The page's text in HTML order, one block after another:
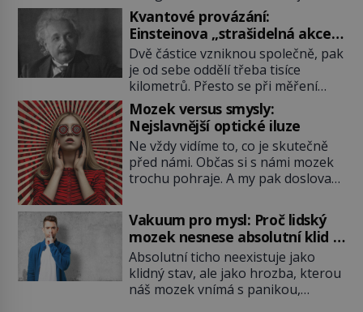
pochutnají na mrkvi! Proč jsou
podobné představy o potravě
zvířat často spíš mýty? Pokud máte
doma králíka, mrkev mu dát
můžete. A nejspíš mu i bude
chutnat, ovšem měl by ji mít jen
jako občasný pamlsek. […]
Kvantové provázání:
Einsteinova „strašidelná akce
na dálku“ dál mate i fascinuje
vědce
Dvě částice vzniknou společně, pak
je od sebe oddělí třeba tisíce
kilometrů. Přesto se při měření
chovají, jako by mezi nimi
existovalo neviditelné pouto. Albert
Einstein tomu s jistou dávkou
ironie říká „strašidelná akce na
dálku“ a dlouhá desetiletí věří, že
musí existovat jednodušší
však ukazují, že kvantový svět
funguje jinak, než […]
Mozek versus smysly:
Nejslavnější optické iluze
Ne vždy vidíme to, co je skutečně
před námi. Občas si s námi mozek
trochu pohraje. A my pak doslova
vznikají ty nejpodivnější optické
iluze? Soustřeď se na to hlavní!
TROXLERŮV EFEKT Náš mozek
zvládne zpracovat hodně informací.
Všechny na světě ale nikoliv, musí
si vybírat! Jak to dělá? Když se […]
Vakuum pro mysl: Proč lidský
mozek nesnese absolutní klid a
začne si vymýšlet horory
Absolutní ticho neexistuje jako
klidný stav, ale jako hrozba, kterou
náš mozek vnímá s panikou,